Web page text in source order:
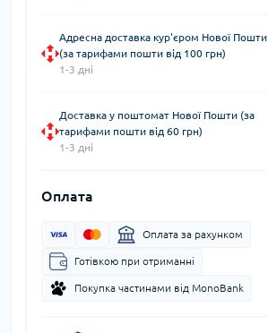
Адресна доставка кур'єром Нової Пошти
(за тарифами пошти від 100 грн)
1-3 дні
Доставка у поштомат Нової Пошти (за
тарифами пошти від 60 грн)
1-3 дні
Оплата
Оплата за рахунком
Готівкою при отриманні
Покупка частинами від MonoBank